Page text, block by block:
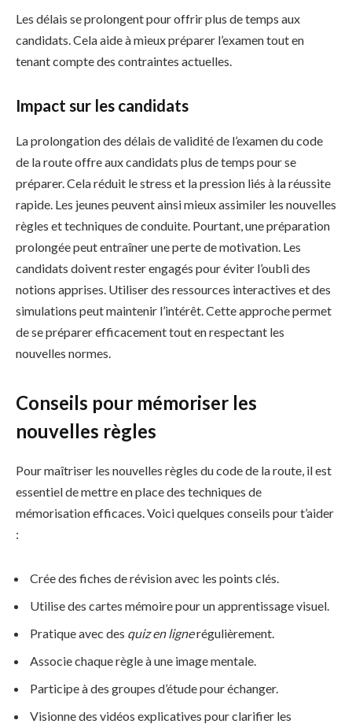
Les délais se prolongent pour offrir plus de temps aux
candidats. Cela aide à mieux préparer l’examen tout en
tenant compte des contraintes actuelles.
Impact sur les candidats
La prolongation des délais de validité de l’examen du code
de la route offre aux candidats plus de temps pour se
préparer. Cela réduit le stress et la pression liés à la réussite
rapide. Les jeunes peuvent ainsi mieux assimiler les nouvelles
règles et techniques de conduite. Pourtant, une préparation
prolongée peut entraîner une perte de motivation. Les
candidats doivent rester engagés pour éviter l’oubli des
notions apprises. Utiliser des ressources interactives et des
simulations peut maintenir l’intérêt. Cette approche permet
de se préparer efficacement tout en respectant les
nouvelles normes.
Conseils pour mémoriser les
nouvelles règles
Pour maîtriser les nouvelles règles du code de la route, il est
essentiel de mettre en place des techniques de
mémorisation efficaces. Voici quelques conseils pour t’aider
:
Crée des fiches de révision avec les points clés.
Utilise des cartes mémoire pour un apprentissage visuel.
Pratique avec des quiz en lignerégulièrement.
Associe chaque règle à une image mentale.
Participe à des groupes d’étude pour échanger.
Visionne des vidéos explicatives pour clarifier les